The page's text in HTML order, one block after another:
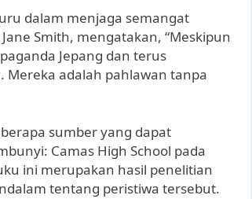
dalam menjaga semangat
Smith, mengatakan, “Meskipun
Jepang dan terus
Mereka adalah pahlawan tanpa
sumber yang dapat
Camas High School pada
ini merupakan hasil penelitian
tentang peristiwa tersebut.